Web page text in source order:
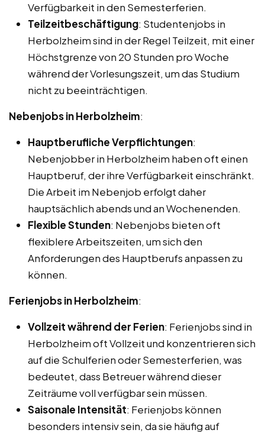
Verfügbarkeit in den Semesterferien.
Teilzeitbeschäftigung: Studentenjobs in
Herbolzheim sind in der Regel Teilzeit, mit einer
Höchstgrenze von 20 Stunden pro Woche
während der Vorlesungszeit, um das Studium
nicht zu beeinträchtigen.
Nebenjobs in Herbolzheim:
Hauptberufliche Verpflichtungen:
Nebenjobber in Herbolzheim haben oft einen
Hauptberuf, der ihre Verfügbarkeit einschränkt.
Die Arbeit im Nebenjob erfolgt daher
hauptsächlich abends und an Wochenenden.
Flexible Stunden: Nebenjobs bieten oft
flexiblere Arbeitszeiten, um sich den
Anforderungen des Hauptberufs anpassen zu
können.
Ferienjobs in Herbolzheim:
Vollzeit während der Ferien: Ferienjobs sind in
Herbolzheim oft Vollzeit und konzentrieren sich
auf die Schulferien oder Semesterferien, was
bedeutet, dass Betreuer während dieser
Zeiträume voll verfügbar sein müssen.
Saisonale Intensität: Ferienjobs können
besonders intensiv sein, da sie häufig auf